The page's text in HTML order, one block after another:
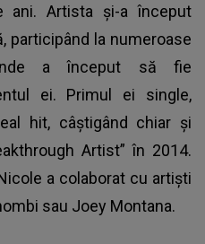
ani. Artista și-a început
participând la numeroase
a început să fie
ei. Primul ei single,
hit, câștigând chiar și
Artist” în 2014.
a colaborat cu artiști
sau Joey Montana.